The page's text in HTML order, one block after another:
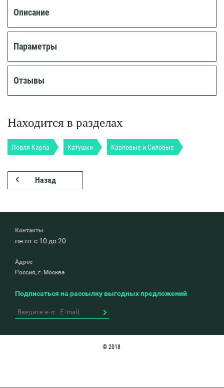
Описание
Параметры
Отзывы
Находится в разделах
Ловля Карпа Катушки Карповые и Силовые
Назад
Контакты
пн-пт с 10 до 20
Адрес
Россия, г. Москва
Подписаться на рассылку выгодных предложений
© 2018